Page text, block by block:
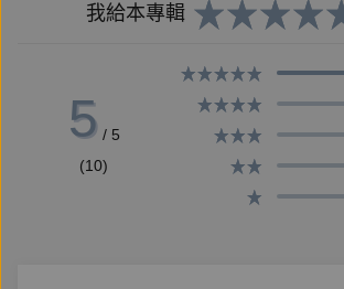
擔憂馮潼的安危一面迅速擬定撤離路線
一系列的拷問折磨，讓黃敏聰逐漸釐清
後的不可告人：老將軍在愛國與叛國之
眾人對權位的謀算、貪婪中間人的利益
我給本專輯
5 / 5
(10)